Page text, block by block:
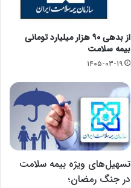
از بدهی ۹۰ هزار میلیارد تومانی
بیمه سلامت
۱۴۰۵-۰۳-۱۹
تسهیل‌های ویژه بیمه سلامت
در جنگ رمضان؛